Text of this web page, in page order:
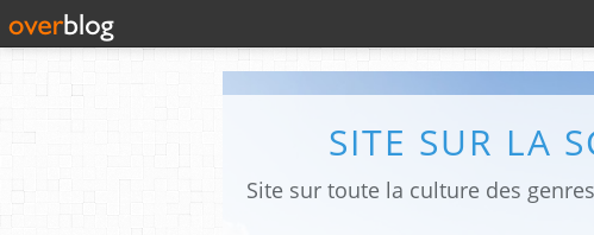
SITE SUR LA